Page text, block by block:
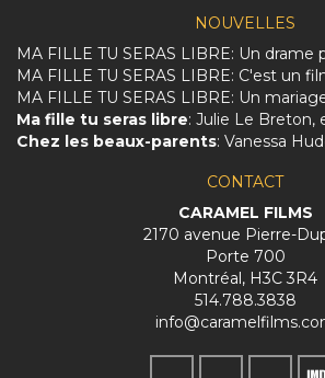
NOUVELLES
Ma fille tu seras libre: Julie Le Breton, engagée
Chez les beaux-parents: Vanessa Hudgens et Zach
CONTACT
CARAMEL FILMS
2170 avenue Pierre-
Porte 700
Montréal, H3C 3R4
514.788.3838